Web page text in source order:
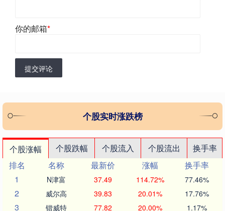
你的邮箱*
提交评论
个股实时涨跌榜
个股涨幅 个股跌幅 个股流入 个股流出
换手率
排名
名称 最新价 涨幅
换手率
1
N津富 37.49 114.72% 77.46%
2 威尔高 39.83 20.01% 17.76%
3 锴威特 77.82 20.00% 1.17%